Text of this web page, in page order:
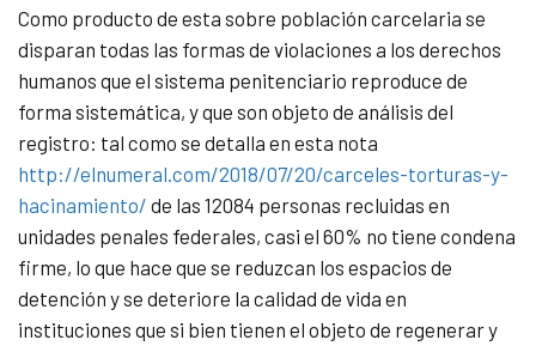
Como producto de esta sobre población carcelaria se
disparan todas las formas de violaciones a los derechos
humanos que el sistema penitenciario reproduce de
forma sistemática, y que son objeto de análisis del
registro: tal como se detalla en esta nota
http://elnumeral.com/2018/07/20/carceles-torturas-y-
hacinamiento/ de las 12084 personas recluidas en
unidades penales federales, casi el 60% no tiene condena
firme, lo que hace que se reduzcan los espacios de
detención y se deteriore la calidad de vida en
instituciones que si bien tienen el objeto de regenerar y